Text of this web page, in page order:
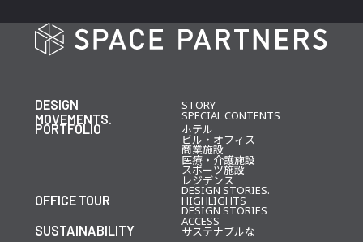
DESIGN
MOVEMENTS.
STORY
SPECIAL CONTENTS
PORTFOLIO ホテル
ビル・オフィス
商業施設
医療・介護施設
スポーツ施設
レジデンス
DESIGN STORIES.
OFFICE TOUR HIGHLIGHTS
DESIGN STORIES
ACCESS
SUSTAINABILITY
サステナブルな